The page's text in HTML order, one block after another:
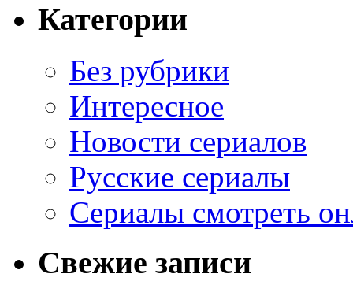
Категории
Без рубрики
Интересное
Новости сериалов
Русские сериалы
Сериалы смотреть
Свежие записи